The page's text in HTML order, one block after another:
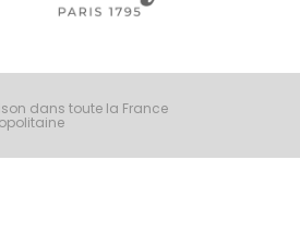
dans toute la France